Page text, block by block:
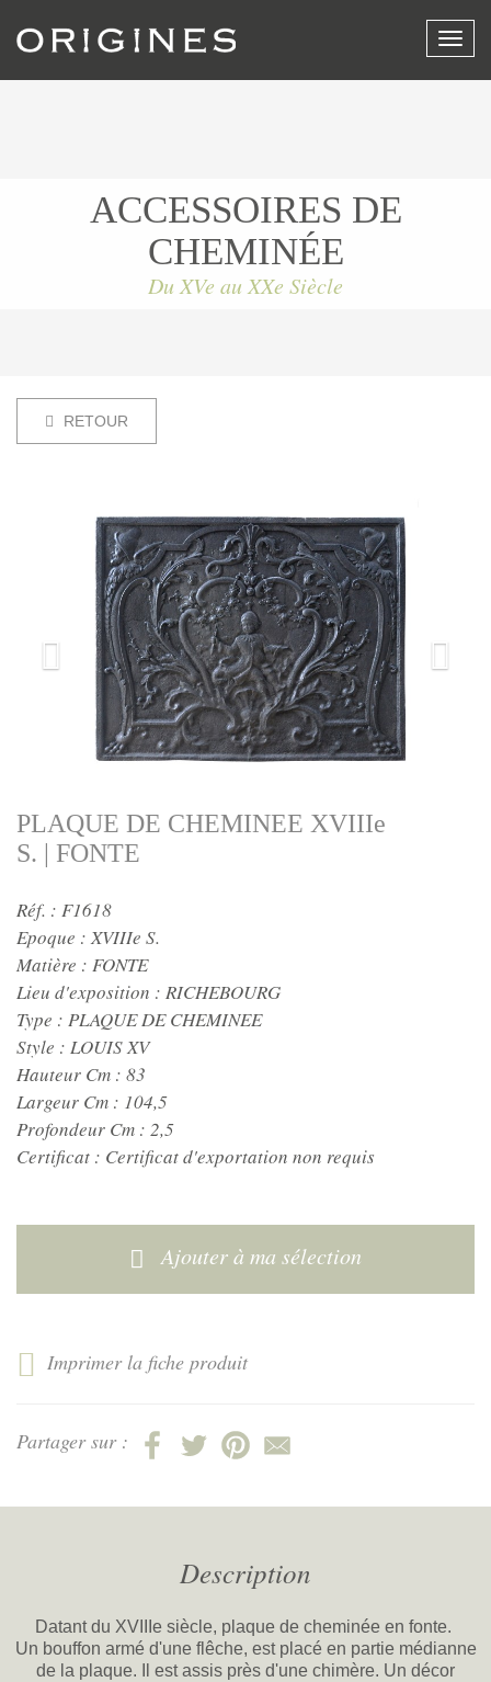
le
ACCESSOIRES DE
CHEMINÉE
Du XVe au XXe Siècle
RETOUR
PLAQUE DE CHEMINEE XVIIIe
S. | FONTE
Réf. : F1618
Epoque :XVIIIe S.
Matière : FONTE
Lieu d'exposition : RICHEBOURG
Type : PLAQUE DE CHEMINEE
Style : LOUIS XV
Hauteur Cm : 83
Largeur Cm : 104,5
Profondeur Cm : 2,5
Certificat : Certificat d'exportation non requis
Ajouter à ma sélection
Imprimer la fiche produit
Partager sur :
Description
Datant du XVIIIe siècle, plaque de cheminée en fonte.
Un bouffon armé d'une flêche, est placé en partie médianne
de la plaque. Il est assis près d'une chimère. Un décor